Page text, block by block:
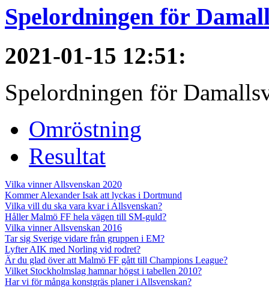
Spelordningen för
2021-01-15 12:51:
Spelordningen för
Omröstning
Resultat
Vilka vinner Allsvenskan 2020
Kommer Alexander Isak att lyckas i Dortmund
Vilka vill du ska vara kvar i Allsvenskan?
Håller Malmö FF hela vägen till SM-guld?
Vilka vinner Allsvenskan 2016
Tar sig Sverige vidare från gruppen i EM?
Lyfter AIK med Norling vid rodret?
Är du glad över att Malmö FF gått till Champions League?
Vilket Stockholmslag hamnar högst i tabellen 2010?
Har vi för många konstgräs planer i Allsvenskan?